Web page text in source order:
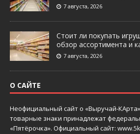
7 августа, 2026
Стоит ли покупать
обзор ассортимента и
7 августа, 2026
О САЙТЕ
Неофициальный сайт о «Выручай-
товарные знаки принадлежат
«Пятёрочка». Официальный сайт: